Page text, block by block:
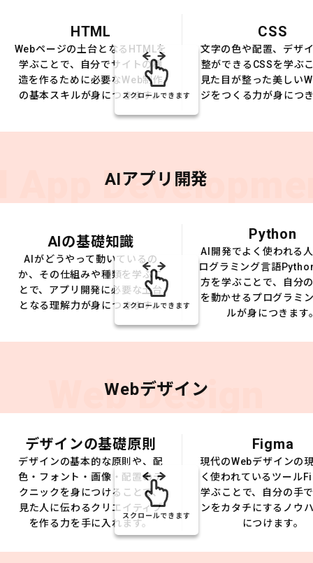
HTML
Webページの土台となるHTMLを
学ぶことで、自分でサイトの構
造を作るために必要なWeb制作
の基本スキルが身につきます。
CSS
文字の色や配置、デザ
整ができるCSSを学ぶ
見た目が整った美しい
ジをつくる力が身につ
スクロールできます
App AIアプリ開発
AIの基礎知識
AIがどうやって動いているの
か、その仕組みや種類を学ぶこ
とで、アプリ開発に必要な土台
となる理解力が身につきます。
Python
AI開発でよく使われる
ログラミング言語
方を学ぶことで、自分
を動かせるプログラミ
ルが身につきます
スクロールできます
Web Design
Webデザイン
デザインの基礎原則
デザインの基本的な原則や、配
色・フォント・画像・配置のテ
クニックを身につけることで、
見た人に伝わるクリエイティブ
を作る力を手に入れます。
Figma
現代のWebデザインの
く使われているツール
学ぶことで、自分の手
ンをカタチにするノウ
につけます。
スクロールできます